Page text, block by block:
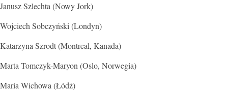
Janusz Szlechta (Nowy Jork)
Wojciech Sobczyński (Londyn)
Katarzyna Szrodt (Montreal, Kanada)
Marta Tomczyk-Maryon (Oslo, Norwegia)
Maria Wichowa (Łódż)